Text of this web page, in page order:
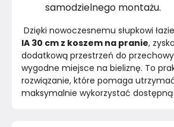
samodzielnego montażu.
Dzięki nowoczesnemu słupkowi
IA 30 cm z koszem na pranie,
dodatkową przestrzeń do
wygodne miejsce na bieliznę. To
rozwiązanie, które pomaga
maksymalnie wykorzystać dostępną